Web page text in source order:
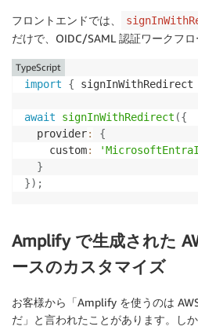
フロントエンドでは、
だけで、OIDC/SAML 認証ワークフロ
import { signInWithRedirect
await signInWithRedirect ({
  provider
:
{
    custom
:
}
}) ;
TypeScript
Amplify で生成された
ースのカスタマイズ
お客様から「Amplify を使うのは
だ」と言われたことがあります。し